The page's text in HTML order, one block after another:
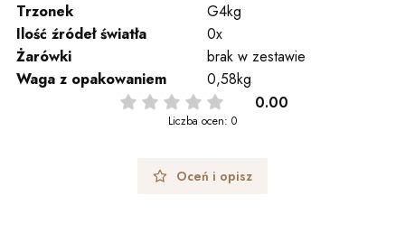
Trzonek
G4kg
Ilość źródeł światła
0x
Żarówki
brak w zestawie
Waga z opakowaniem
0,58kg
0.00
Liczba ocen: 0
Oceń i opisz